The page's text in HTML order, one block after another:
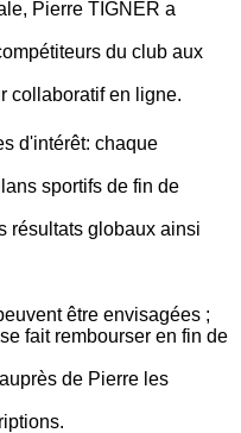
Pierre TIGNER a
du club aux
collaboratif en ligne.
d'intérêt: chaque
sportifs de fin de
résultats globaux ainsi
être envisagées ;
fait rembourser en fin de
de Pierre les